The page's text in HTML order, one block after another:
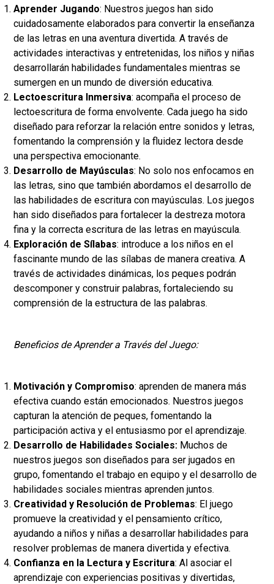
Aprender Jugando: Nuestros juegos han sido
cuidadosamente elaborados para convertir la enseñanza
de las letras en una aventura divertida. A través de
actividades interactivas y entretenidas, los niños y niñas
desarrollarán habilidades fundamentales mientras se
sumergen en un mundo de diversión educativa.
Lectoescritura Inmersiva: acompaña el proceso de
lectoescritura de forma envolvente. Cada juego ha sido
diseñado para reforzar la relación entre sonidos y letras,
fomentando la comprensión y la fluidez lectora desde
una perspectiva emocionante.
Desarrollo de Mayúsculas: No solo nos enfocamos en
las letras, sino que también abordamos el desarrollo de
las habilidades de escritura con mayúsculas. Los juegos
han sido diseñados para fortalecer la destreza motora
fina y la correcta escritura de las letras en mayúscula.
Exploración de Sílabas: introduce a los niños en el
fascinante mundo de las sílabas de manera creativa. A
través de actividades dinámicas, los peques podrán
descomponer y construir palabras, fortaleciendo su
comprensión de la estructura de las palabras.
Beneficios de Aprender a Través del Juego:
Motivación y Compromiso: aprenden de manera más
efectiva cuando están emocionados. Nuestros juegos
capturan la atención de peques, fomentando la
participación activa y el entusiasmo por el aprendizaje.
Desarrollo de Habilidades Sociales: Muchos de
nuestros juegos son diseñados para ser jugados en
grupo, fomentando el trabajo en equipo y el desarrollo de
habilidades sociales mientras aprenden juntos.
Creatividad y Resolución de Problemas: El juego
promueve la creatividad y el pensamiento crítico,
ayudando a niños y niñas a desarrollar habilidades para
resolver problemas de manera divertida y efectiva.
Confianza en la Lectura y Escritura: Al asociar el
aprendizaje con experiencias positivas y divertidas,